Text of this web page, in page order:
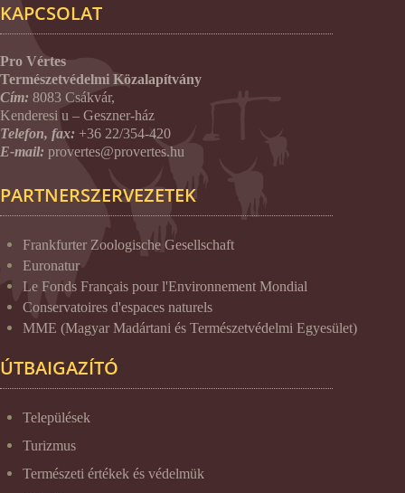
KAPCSOLAT
Pro Vértes
Természetvédelmi Közalapítvány
Cím: 8083 Csákvár,
Kenderesi u – Geszner-ház
Telefon, fax: +36 22/354-420
E-mail: provertes@provertes.hu
PARTNERSZERVEZETEK
Frankfurter Zoologische Gesellschaft
Euronatur
Le Fonds Français pour l'Environnement Mondial
Conservatoires d'espaces naturels
MME (Magyar Madártani és Természetvédelmi Egyesület)
ÚTBAIGAZÍTÓ
Települések
Turizmus
Természeti értékek és védelmük